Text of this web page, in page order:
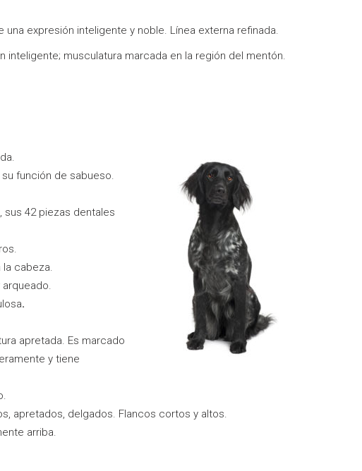
expresión inteligente y noble. Línea externa refinada.
inteligente; musculatura marcada en la región del mentón.
función de sabueso.
sus 42 piezas dentales
la cabeza.
.
apretada. Es marcado
y tiene
apretados, delgados. Flancos cortos y altos.
arriba.